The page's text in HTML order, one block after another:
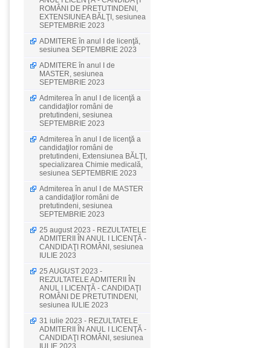
ROMÂNI DE PRETUTINDENI,
EXTENSIUNEA BĂLŢI, sesiunea
SEPTEMBRIE 2023
ADMITERE în anul I de licenţă,
sesiunea SEPTEMBRIE 2023
ADMITERE în anul I de
MASTER, sesiunea
SEPTEMBRIE 2023
Admiterea în anul I de licenţă a
candidaţilor români de
pretutindeni, sesiunea
SEPTEMBRIE 2023
Admiterea în anul I de licenţă a
candidaţilor români de
pretutindeni, Extensiunea BĂLŢI,
specializarea Chimie medicală,
sesiunea SEPTEMBRIE 2023
Admiterea în anul I de MASTER
a candidaţilor români de
pretutindeni, sesiunea
SEPTEMBRIE 2023
25 august 2023 - REZULTATELE
ADMITERII ÎN ANUL I LICENŢĂ -
CANDIDAŢI ROMÂNI, sesiunea
IULIE 2023
25 AUGUST 2023 -
REZULTATELE ADMITERII ÎN
ANUL I LICENŢĂ - CANDIDAŢI
ROMÂNI DE PRETUTINDENI,
sesiunea IULIE 2023
31 iulie 2023 - REZULTATELE
ADMITERII ÎN ANUL I LICENŢĂ -
CANDIDAŢI ROMÂNI, sesiunea
IULIE 2023